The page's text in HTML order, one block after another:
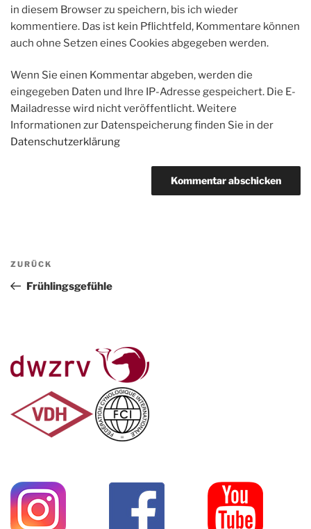
in diesem Browser zu speichern, bis ich wieder
kommentiere. Das ist kein Pflichtfeld, Kommentare können
auch ohne Setzen eines Cookies abgegeben werden.
Wenn Sie einen Kommentar abgeben, werden die
eingegeben Daten und Ihre IP-Adresse gespeichert. Die E-
Mailadresse wird nicht veröffentlicht. Weitere
Informationen zur Datenspeicherung finden Sie in der
Datenschutzerklärung
Beitragsnavigation
Vorheriger
Beitrag
ZURÜCK
Frühlingsgefühle